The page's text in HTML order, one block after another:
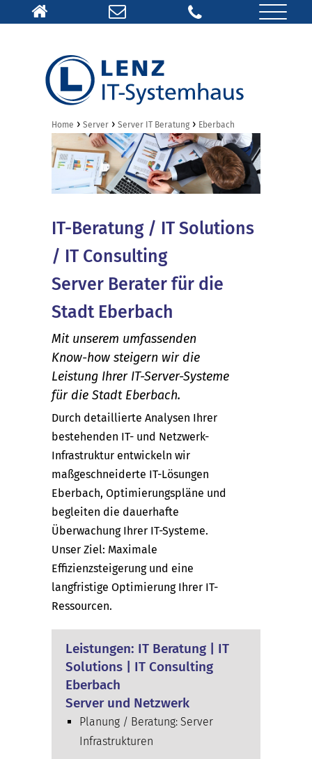
Home › Server › Server IT Beratung › Eberbach
IT-Beratung / IT Solutions
/ IT Consulting
Server Berater für die
Stadt Eberbach
Mit unserem umfassenden
Know-how steigern wir die
Leistung Ihrer IT-Server-Systeme
für die Stadt Eberbach.
Durch detaillierte Analysen Ihrer
bestehenden IT- und Netzwerk-
Infrastruktur entwickeln wir
maßgeschneiderte IT-Lösungen
Eberbach, Optimierungspläne und
begleiten die dauerhafte
Überwachung Ihrer IT-Systeme.
Unser Ziel: Maximale
Effizienzsteigerung und eine
langfristige Optimierung Ihrer IT-
Ressourcen.
Leistungen: IT Beratung | IT
Solutions | IT Consulting
Eberbach
Server und Netzwerk
Planung / Beratung: Server
Infrastrukturen